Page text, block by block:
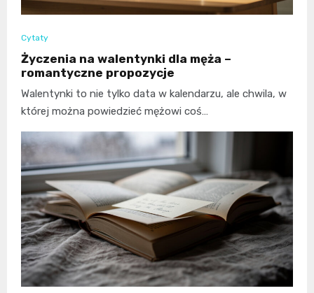
Cytaty
Życzenia na walentynki dla męża –
romantyczne propozycje
Walentynki to nie tylko data w kalendarzu, ale chwila, w
której można powiedzieć mężowi coś…